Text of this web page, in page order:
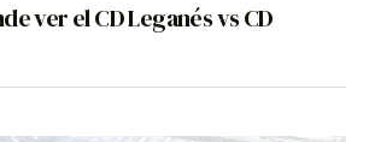
ver el CD Leganés vs CD